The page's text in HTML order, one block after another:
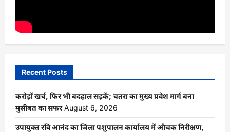
Recent Posts
करोड़ों खर्च, फिर भी बदहाल सड़कें; चतरा का मुख्य प्रवेश मार्ग बना
मुसीबत का सफर August 6, 2026
उपायुक्त रवि आनंद का जिला पशुपालन कार्यालय में औचक निरीक्षण,